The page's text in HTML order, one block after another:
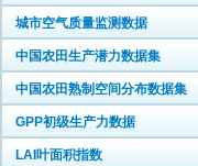
城市空气质量监测数据
中国农田生产潜力数据集
中国农田熟制空间分布数据集
GPP初级生产力数据
LAI叶面积指数